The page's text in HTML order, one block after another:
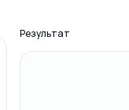
Результат